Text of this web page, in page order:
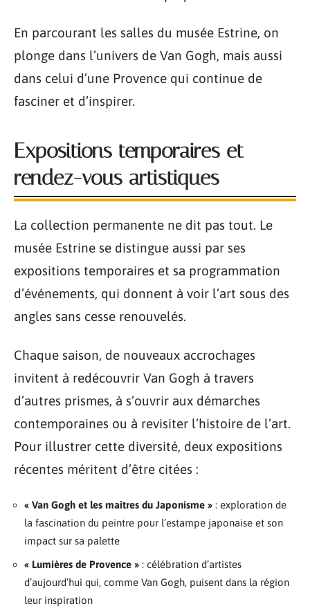
En parcourant les salles du musée Estrine, on
plonge dans l’univers de Van Gogh, mais aussi
dans celui d’une Provence qui continue de
fasciner et d’inspirer.
Expositions temporaires et
rendez-vous artistiques
La collection permanente ne dit pas tout. Le
musée Estrine se distingue aussi par ses
expositions temporaires et sa programmation
d’événements, qui donnent à voir l’art sous des
angles sans cesse renouvelés.
Chaque saison, de nouveaux accrochages
invitent à redécouvrir Van Gogh à travers
d’autres prismes, à s’ouvrir aux démarches
contemporaines ou à revisiter l’histoire de l’art.
Pour illustrer cette diversité, deux expositions
récentes méritent d’être citées :
« Van Gogh et les maîtres du Japonisme » : exploration de
la fascination du peintre pour l’estampe japonaise et son
impact sur sa palette
« Lumières de Provence » : célébration d’artistes
d’aujourd’hui qui, comme Van Gogh, puisent dans la région
leur inspiration